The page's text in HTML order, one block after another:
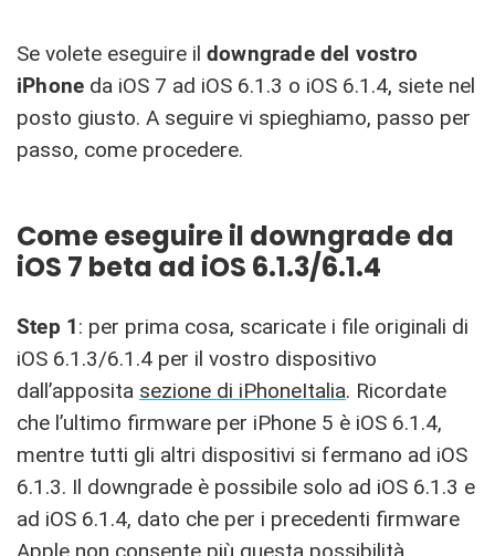
Se volete eseguire il downgrade del vostro
iPhone da iOS 7 ad iOS 6.1.3 o iOS 6.1.4, siete nel
posto giusto. A seguire vi spieghiamo, passo per
passo, come procedere.
Come eseguire il downgrade da
iOS 7 beta ad iOS 6.1.3/6.1.4
Step 1: per prima cosa, scaricate i file originali di
iOS 6.1.3/6.1.4 per il vostro dispositivo
dall’apposita sezione di iPhoneItalia. Ricordate
che l’ultimo firmware per iPhone 5 è iOS 6.1.4,
mentre tutti gli altri dispositivi si fermano ad iOS
6.1.3. Il downgrade è possibile solo ad iOS 6.1.3 e
ad iOS 6.1.4, dato che per i precedenti firmware